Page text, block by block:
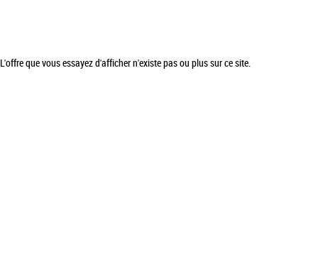
L'offre que vous essayez d'afficher n'existe pas ou plus sur ce site.